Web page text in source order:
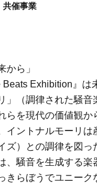
共催事業
から」
Exhibition』は
」（調律された騒
らを現代の価値観
イントナルモーリ
ズ）との調律を図っ
、騒音を生成する楽
きらぼうでユニー